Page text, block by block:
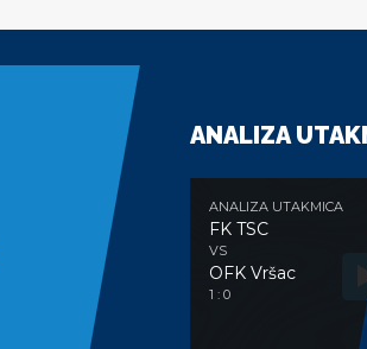
ANALIZA
ANALIZA UTAKMICA
FK TSC
VS
OFK Vršac
1 : 0